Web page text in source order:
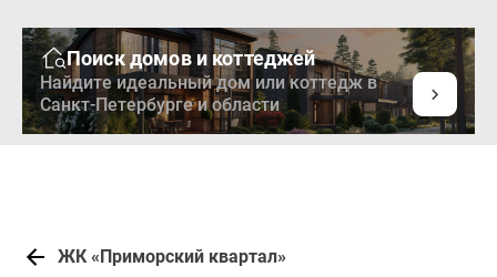
Поиск домов и коттеджей
Найдите идеальный дом или коттедж в
Санкт-Петербурге и области
ЖК «Приморский квартал»